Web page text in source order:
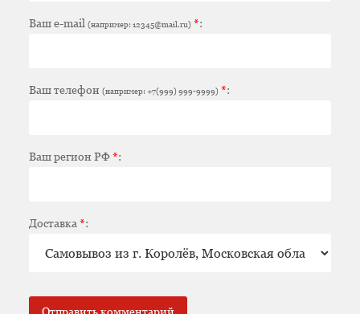
Ваш e-mail (например: 12345@mail.ru) *:
Ваш телефон (например: +7(999) 999-9999) *:
Ваш регион РФ*:
Доставка *: